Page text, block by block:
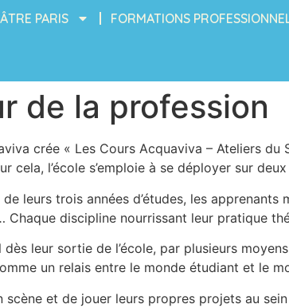
PARIS FORMATIONS
de la profession
crée « Les Cours Acquaviva – Ateliers
l’école s’emploie à se déployer sur
leurs trois années d’études, les
discipline nourrissant leur pratique
leur sortie de l’école, par plusieurs
un relais entre le monde étudiant et le
et de jouer leurs propres projets au sein